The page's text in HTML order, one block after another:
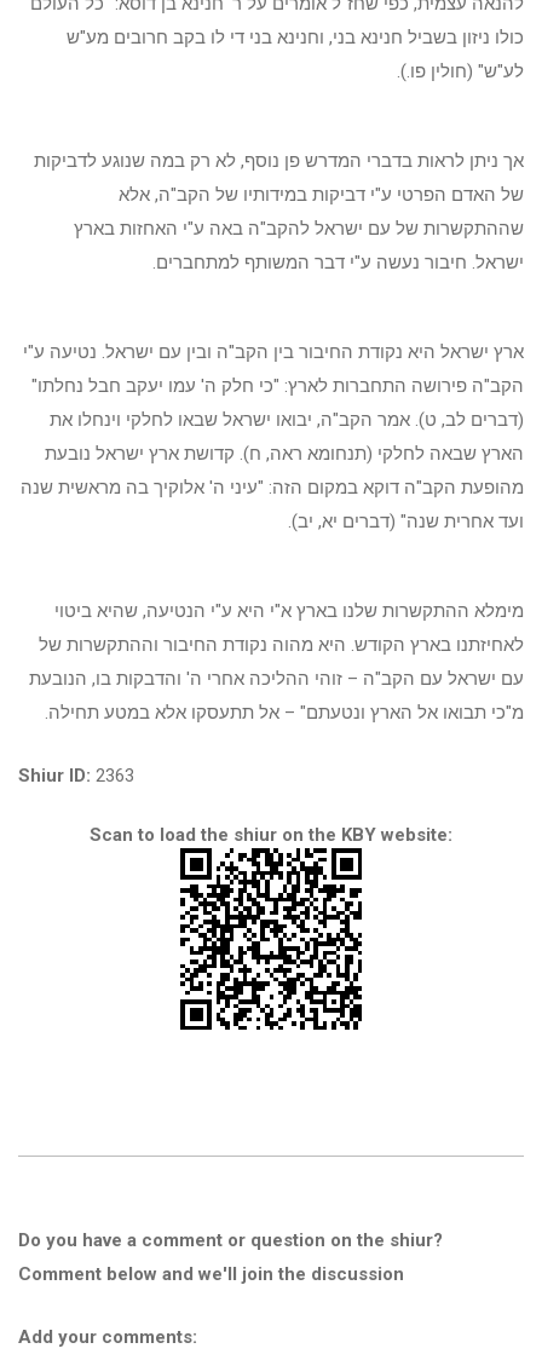
כולו ניזון בשביל חנינא בני, וחנינא בני די לו בקב חרובים מע"ש
לע"ש" (חולין פו.).
אך ניתן לראות בדברי המדרש פן נוסף, לא רק במה שנוגע לדביקות
של האדם הפרטי ע"י דביקות במידותיו של הקב"ה, אלא
שההתקשרות של עם ישראל להקב"ה באה ע"י האחזות בארץ
ישראל. חיבור נעשה ע"י דבר המשותף למתחברים.
ארץ ישראל היא נקודת החיבור בין הקב"ה ובין עם ישראל. נטיעה ע"י
הקב"ה פירושה התחברות לארץ: "כי חלק ה' עמו יעקב חבל נחלתו"
(דברים לב, ט). אמר הקב"ה, יבואו ישראל שבאו לחלקי וינחלו את
הארץ שבאה לחלקי (תנחומא ראה, ח). קדושת ארץ ישראל נובעת
מהופעת הקב"ה דוקא במקום הזה: "עיני ה' אלוקיך בה מראשית שנה
ועד אחרית שנה" (דברים יא, יב).
מימלא ההתקשרות שלנו בארץ א"י היא ע"י הנטיעה, שהיא ביטוי
לאחיזתנו בארץ הקודש. היא מהוה נקודת החיבור וההתקשרות של
עם ישראל עם הקב"ה – זוהי ההליכה אחרי ה' והדבקות בו, הנובעת
מ"כי תבואו אל הארץ ונטעתם" – אל תתעסקו אלא במטע תחילה.
Shiur ID: 2363
Scan to load the shiur on the KBY website:
Do you have a comment or question on the shiur?
Comment below and we'll join the discussion
Add your comments: